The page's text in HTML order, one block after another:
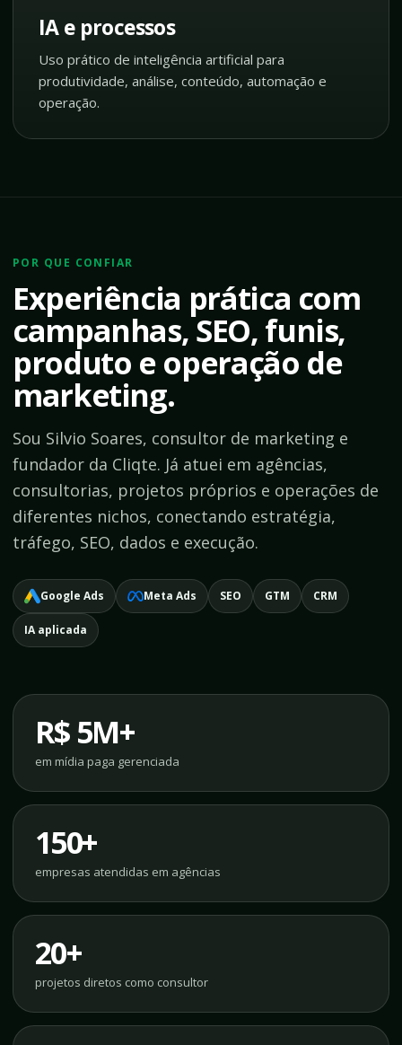
IA e processos
Uso prático de inteligência artificial para
produtividade, análise, conteúdo, automação e
operação.
POR QUE CONFIAR
Experiência prática com
campanhas, SEO, funis,
produto e operação de
marketing.
Sou Silvio Soares, consultor de marketing e
fundador da Cliqte. Já atuei em agências,
consultorias, projetos próprios e operações de
diferentes nichos, conectando estratégia,
tráfego, SEO, dados e execução.
Google Ads Meta Ads SEO GTM CRM
IA aplicada
R$ 5M+
em mídia paga gerenciada
150+
empresas atendidas em agências
20+
projetos diretos como consultor